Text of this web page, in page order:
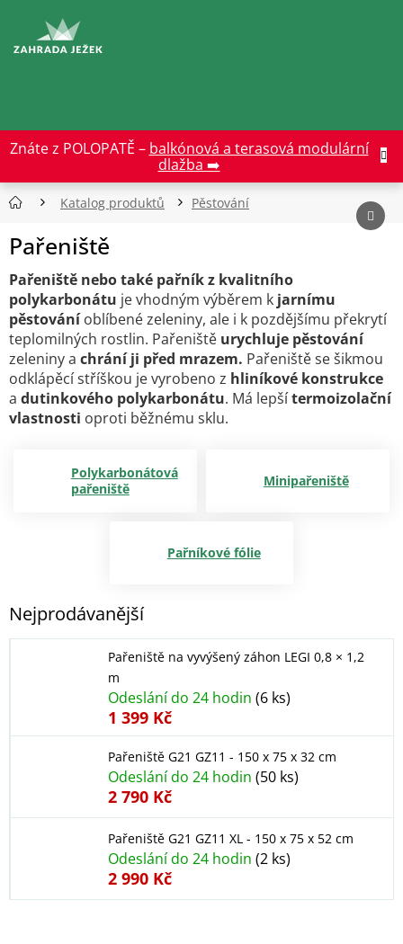
obsah
Znáte z POLOPATĚ – balkónová a terasová modulární
dlažba ➡️
Katalog produktů Pěstování
Pařeniště
Pařeniště nebo také pařník z kvalitního
polykarbonátu je vhodným výběrem k jarnímu
pěstováníoblíbené zeleniny, ale i k pozdějšímu překrytí
teplomilných rostlin. Pařeniště urychluje pěstování
zeleniny a chrání ji před mrazem. Pařeniště se šikmou
odklápěcí stříškou je vyrobeno z hliníkové konstrukce
a dutinkového polykarbonátu. Má lepšítermoizolační
vlastnosti oproti běžnému sklu.
Polykarbonátová
pařeniště
Minipařeniště
Pařníkové fólie
Nejprodávanější
Pařeniště na vyvýšený záhon LEGI 0,8 × 1,2
m
Odeslání do 24 hodin (6 ks)
1 399 Kč
Pařeniště G21 GZ11 - 150 x 75 x 32 cm
Odeslání do 24 hodin (50 ks)
2 790 Kč
Pařeniště G21 GZ11 XL - 150 x 75 x 52 cm
Odeslání do 24 hodin (2 ks)
2 990 Kč